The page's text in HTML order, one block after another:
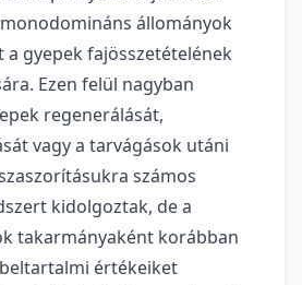
állományok
a gyepek fajösszetételének
Ezen felül nagyban
regenerálását,
vagy a tarvágások utáni
számos
kidolgoztak, de a
takarmányaként korábban
értékeiket